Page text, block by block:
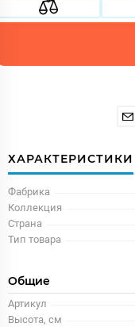
ХАРАКТЕРИСТИКИ
Фабрика
Коллекция
Страна
Тип товара
Общие
Артикул
Высота, см